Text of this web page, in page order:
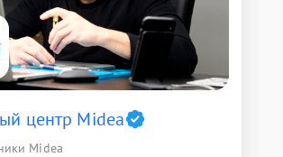
центр Midea
Midea